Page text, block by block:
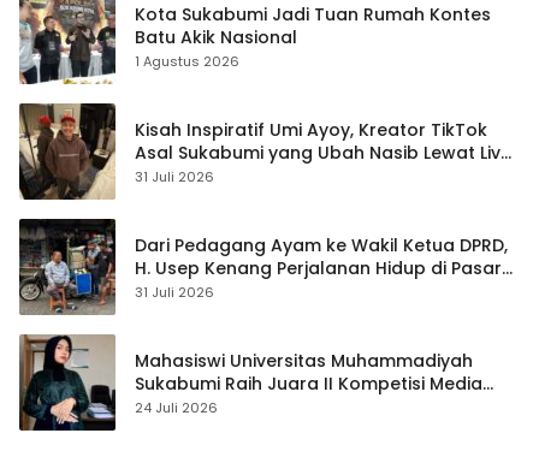
Kota Sukabumi Jadi Tuan Rumah Kontes
Batu Akik Nasional
1 Agustus 2026
Kisah Inspiratif Umi Ayoy, Kreator TikTok
Asal Sukabumi yang Ubah Nasib Lewat Live
Streaming
31 Juli 2026
Dari Pedagang Ayam ke Wakil Ketua DPRD,
H. Usep Kenang Perjalanan Hidup di Pasar
Cisaat
31 Juli 2026
Mahasiswi Universitas Muhammadiyah
Sukabumi Raih Juara II Kompetisi Media
Pembelajaran Digital Tingkat Internasional
24 Juli 2026